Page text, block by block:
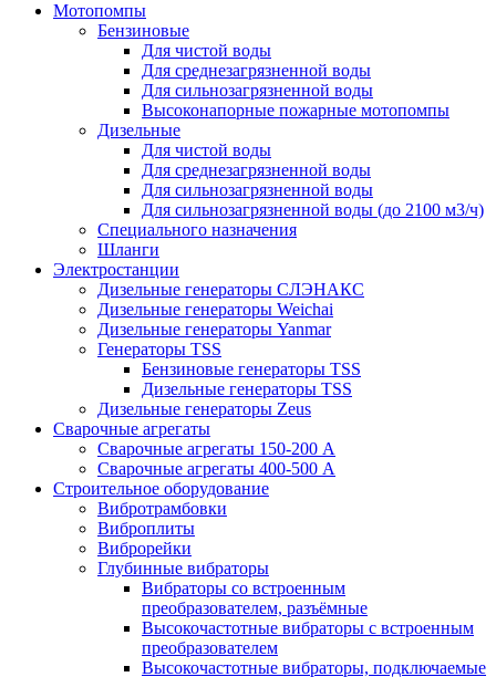
Мотопомпы
Бензиновые
Для чистой воды
Для среднезагрязненной воды
Для сильнозагрязненной воды
Высоконапорные пожарные мотопомпы
Дизельные
Для чистой воды
Для среднезагрязненной воды
Для сильнозагрязненной воды
Для сильнозагрязненной воды (до 2100 м3/ч)
Специального назначения
Шланги
Электростанции
Дизельные генераторы СЛЭНАКС
Дизельные генераторы Weichai
Дизельные генераторы Yanmar
Генераторы TSS
Бензиновые генераторы TSS
Дизельные генераторы TSS
Дизельные генераторы Zeus
Сварочные агрегаты
Сварочные агрегаты 150-200 А
Сварочные агрегаты 400-500 А
Строительное оборудование
Вибротрамбовки
Виброплиты
Виброрейки
Глубинные вибраторы
Вибраторы со встроенным
преобразователем, разъёмные
Высокочастотные вибраторы с встроенным
преобразователем
Высокочастотные вибраторы, подключаемые